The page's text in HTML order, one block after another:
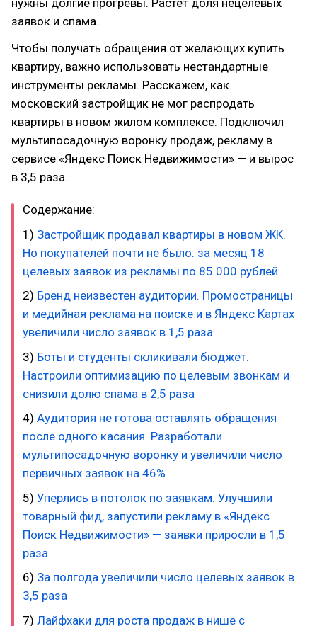
нужны долгие прогревы. Растет доля нецелевых
заявок и спама.
Чтобы получать обращения от желающих купить
квартиру, важно использовать нестандартные
инструменты рекламы. Расскажем, как
московский застройщик не мог распродать
квартиры в новом жилом комплексе. Подключил
мультипосадочную воронку продаж, рекламу в
сервисе «Яндекс Поиск Недвижимости» — и вырос
в 3,5 раза.
Содержание:
1) Застройщик продавал квартиры в новом ЖК.
Но покупателей почти не было: за месяц 18
целевых заявок из рекламы по 85 000 рублей
2) Бренд неизвестен аудитории. Промостраницы
и медийная реклама на поиске и в Яндекс Картах
увеличили число заявок в 1,5 раза
3) Боты и студенты скликивали бюджет.
Настроили оптимизацию по целевым звонкам и
снизили долю спама в 2,5 раза
4) Аудитория не готова оставлять обращения
после одного касания. Разработали
мультипосадочную воронку и увеличили число
первичных заявок на 46%
5) Уперлись в потолок по заявкам. Улучшили
товарный фид, запустили рекламу в «Яндекс
Поиск Недвижимости» — заявки приросли в 1,5
раза
6) За полгода увеличили число целевых заявок в
3,5 раза
7) Лайфхаки для роста продаж в нише с